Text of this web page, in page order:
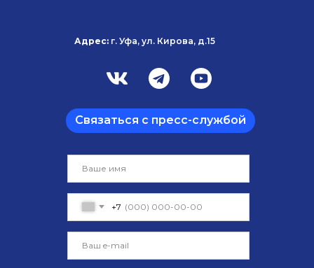
+7
Адрес: г. Уфа, ул. Кирова, д.15
Связаться с пресс-службой